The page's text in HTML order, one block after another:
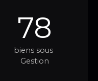
78
biens sous
Gestion